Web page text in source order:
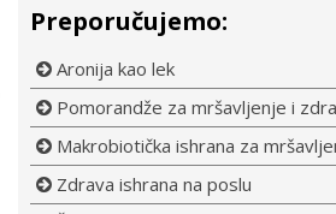
Preporučujemo:
Aronija kao lek
Pomorandže za mršavljenje i
Makrobiotička ishrana za
Zdrava ishrana na poslu